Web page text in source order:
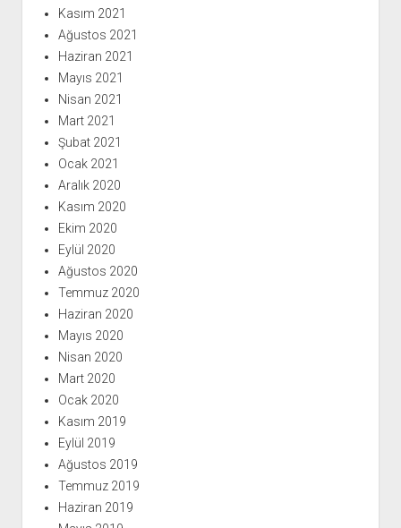
Kasım 2021
Ağustos 2021
Haziran 2021
Mayıs 2021
Nisan 2021
Mart 2021
Şubat 2021
Ocak 2021
Aralık 2020
Kasım 2020
Ekim 2020
Eylül 2020
Ağustos 2020
Temmuz 2020
Haziran 2020
Mayıs 2020
Nisan 2020
Mart 2020
Ocak 2020
Kasım 2019
Eylül 2019
Ağustos 2019
Temmuz 2019
Haziran 2019